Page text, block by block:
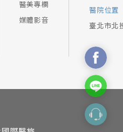
醫美專欄
媒體影音
醫院位置
臺北市北